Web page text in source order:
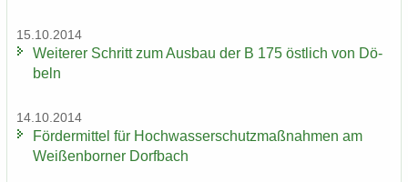
15.10.2014
Wei­te­rer Schritt zum Aus­bau der B 175 öst­lich von Dö­
beln
14.10.2014
För­der­mit­tel für Hoch­was­ser­schutz­maß­nah­men am
Wei­ßen­bor­ner Dorf­bach